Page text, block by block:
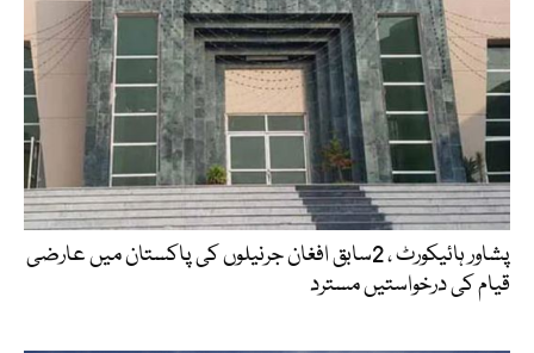
پشاور ہائیکورٹ ، 2سابق افغان جرنیلوں کی پاکستان میں عارضی
قیام کی درخواستیں مسترد